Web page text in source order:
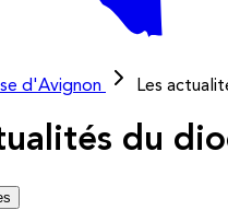
d'Avignon Les
du